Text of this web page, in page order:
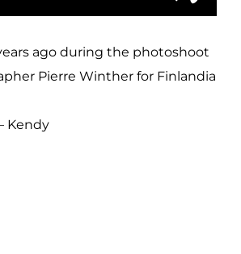
ago during the photoshoot
Pierre Winther for Finlandia
Kendy